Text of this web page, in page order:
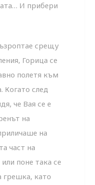
И прибери
срещу
Горица се
полетя към
Когато след
че Вая се е
на
на
част на
поне така се
грешка, като